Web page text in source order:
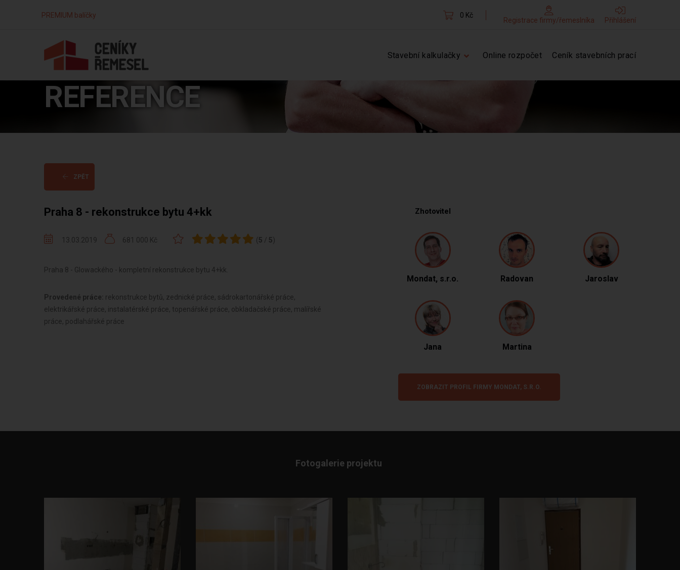
PREMIUM balíčky 0 Kč
Registrace firmy/řemeslníka Přihlášení
Stavební kalkulačky Online rozpočet Ceník stavebních prací
REFERENCE
ZPĚT
Praha 8 - rekonstrukce bytu 4+kk
13.03.2019 681 000 Kč ( 5 / 5)
Praha 8 - Glowackého - kompletní rekonstrukce bytu 4+kk.
Provedené práce: rekonstrukce bytů, zednické práce, sádrokartonářské práce,
elektrikářské práce, instalatérské práce, topenářské práce, obkladačské práce, malířské
práce, podlahářské práce
Zhotovitel
Mondat, s.r.o. Radovan Jaroslav
Jana Martina
ZOBRAZIT PROFIL FIRMY MONDAT, S.R.O.
Fotogalerie projektu